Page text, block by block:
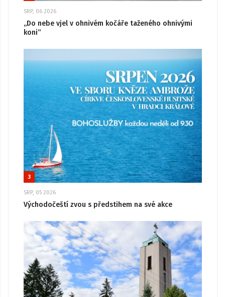
SRP, 06 2026
„Do nebe vjel v ohnivém kočáře taženého ohnivými
koni“
3
SRP, 05 2026
Východočeští zvou s předstihem na své akce